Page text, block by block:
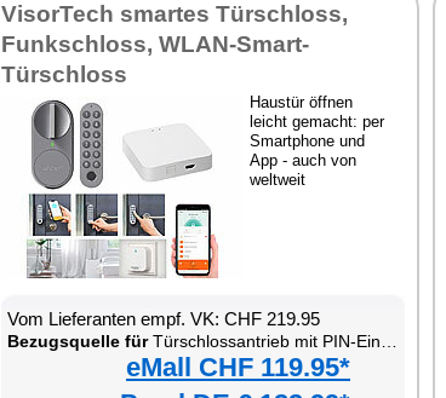
VisorTech smartes Türschloss,
Funkschloss, WLAN-Smart-
Türschloss
Haustür öffnen
leicht gemacht: per
Smartphone und
App - auch von
weltweit
Vom Lieferanten empf. VK: CHF 219.95
Bezugsquelle fürTürschlossantrieb mit PIN-Eingabe, Fingerabdruck-Sensor, App und WLAN-Gateway
eMall CHF 119.95*